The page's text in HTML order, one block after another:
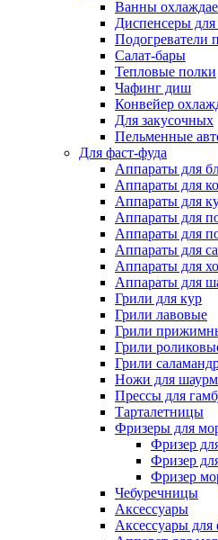
Ванны
Диспенсеры
Подогреватели
Салат-бары
Тепловые полки
Чафинг диш
Конвейер
Для закусочных
Пельменные
Для фаст-фуда
Аппараты для
Аппараты для
Аппараты для
Аппараты для
Аппараты для
Аппараты для
Аппараты для
Аппараты для
Грили для кур
Грили лавовые
Грили
Грили
Грили
Ножи для
Прессы для
Тарталетницы
Фризеры для
Фризер
Фризер
Фризер
Чебуречницы
Аксессуары
Аксессуары для